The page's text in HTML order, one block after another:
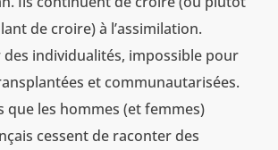
de croire) à l’assimilation.
des individualités, impossible pour
et communautarisées.
que les hommes (et femmes)
cessent de raconter des